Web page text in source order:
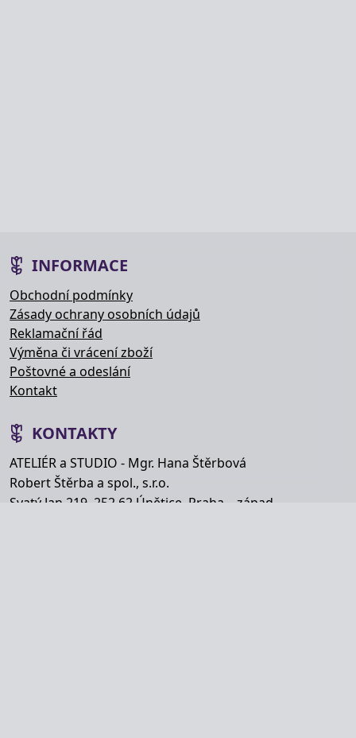
INFORMACE
Obchodní podmínky
Zásady ochrany osobních údajů
Reklamační řád
Výměna či vrácení zboží
Poštovné a odeslání
Kontakt
KONTAKTY
ATELIÉR a STUDIO - Mgr. Hana Štěrbová
Robert Štěrba a spol., s.r.o.
Svatý Jan 219, 252 62 Únětice, Praha – západ